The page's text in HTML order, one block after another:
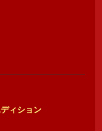
ィション